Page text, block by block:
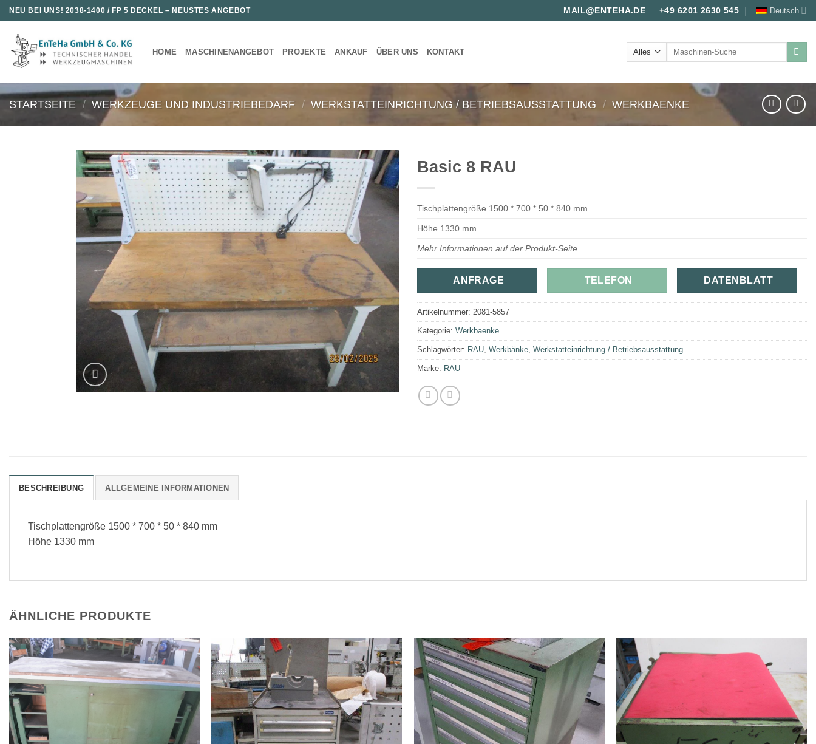
Zum
Inhalt
springen
NEU BEI UNS! 2038-1400 / FP 5 DECKEL – NEUSTES ANGEBOT MAIL@ENTEHA.DE +49 6201 2630 545 Deutsch
HOME MASCHINENANGEBOT PROJEKTE ANKAUF ÜBER UNS KONTAKT
Suche
STARTSEITE / WERKZEUGE UND INDUSTRIEBEDARF / WERKSTATTEINRICHTUNG / BETRIEBSAUSSTATTUNG / WERKBAENKE
Basic 8 RAU
Tischplattengröße 1500 * 700 * 50 * 840 mm
Höhe 1330 mm
Mehr Informationen auf der Produkt-Seite
ANFRAGE TELEFON DATENBLATT
Artikelnummer: 2081-5857
Kategorie: Werkbaenke
Schlagwörter: RAU Werkbänke Werkstatteinrichtung / Betriebsausstattung
Marke: RAU
BESCHREIBUNG ALLGEMEINE INFORMATIONEN
Tischplattengröße 1500 * 700 * 50 * 840 mm
Höhe 1330 mm
ÄHNLICHE PRODUKTE